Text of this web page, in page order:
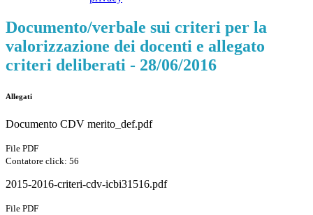
Documento/verbale sui criteri per la
valorizzazione dei docenti e allegato
criteri deliberati - 28/06/2016
Allegati
Documento CDV merito_def.pdf
File PDF
Contatore click: 56
2015-2016-criteri-cdv-icbi31516.pdf
File PDF